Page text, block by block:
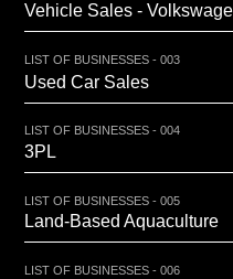
Vehicle Sales -
LIST OF BUSINESSES - 003
Used Car Sales
LIST OF BUSINESSES - 004
3PL
LIST OF BUSINESSES - 005
Land-Based Aquaculture
LIST OF BUSINESSES - 006